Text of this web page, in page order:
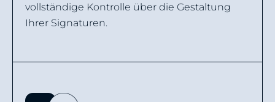
vollständige Kontrolle über die Gestaltung
Ihrer Signaturen.